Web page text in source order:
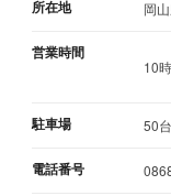
所在地 岡
営業時間
10
駐車場 50台
電話番号